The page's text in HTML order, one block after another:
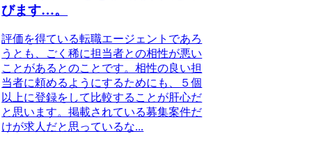
びます…。
評価を得ている転職エージェントであろ
うとも、ごく稀に担当者との相性が悪い
ことがあるとのことです。相性の良い担
当者に頼めるようにするためにも、５個
以上に登録をして比較することが肝心だ
と思います。掲載されている募集案件だ
けが求人だと思っているな...